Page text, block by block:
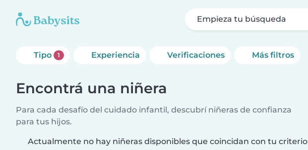
Empieza tu búsqueda
Tipo 1 Experiencia Verificaciones Más filtros
Encontrá una niñera
Para cada desafío del cuidado infantil, descubrí niñeras de confianza
para tus hijos.
Actualmente no hay niñeras disponibles que coincidan con tu criterio